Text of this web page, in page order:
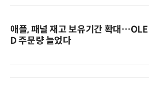
애플, 패널 재고 보유기간 확대…OLE
D 주문량 늘었다